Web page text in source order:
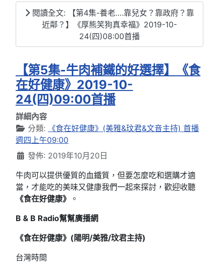
閱讀全文: 【第4集-養老….靠兒女？靠政府？靠
近鄰？】《厚熊笑狗真幸福》2019-10-
24(四)08:00首播
【第5集-牛肉補鐵的好選擇】《食
在好健康》2019-10-
24(四)09:00首播
詳細內容
分類:
《食在好健康》(美雅&玟君&文音主持) 首播
週四上午09:00
發佈: 2019年10月20日
牛肉可以提供優質的血鐵質，但要怎麼吃和選購才適
當，才能吃的美味又健康我們一起來探討，歡迎收聽
《食在好健康》
。
B & B Radio幫幫廣播網
《食在好健康》( 陽明/美雅/玟君主持)
台灣時間